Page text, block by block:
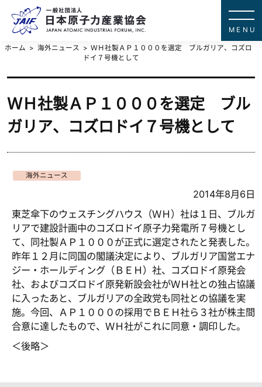
ホーム 海外ニュース
ＷＨ社製ＡＰ１０００を選定 ブルガリア、コズロ
ドイ７号機として
ＷＨ社製ＡＰ１０００を選定 ブル
ガリア、コズロドイ７号機として
海外ニュース
2014年8月6日
東芝傘下のウェスチングハウス（ＷＨ）社は１日、ブルガ
リアで建設計画中のコズロドイ原子力発電所７号機とし
て、同社製ＡＰ１０００が正式に選定されたと発表した。
昨年１２月に同国の閣議決定により、ブルガリア国営エナ
ジー・ホールディング（ＢＥＨ）社、コズロドイ原発会
社、およびコズロドイ原発新設会社がＷＨ社との独占協議
に入ったあと、ブルガリアの全政党も同社との協議を実
施。今回、ＡＰ１０００の採用でＢＥＨ社ら３社が株主間
合意に達したもので、ＷＨ社がこれに同意・調印した。
＜後略＞